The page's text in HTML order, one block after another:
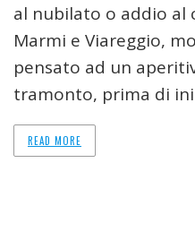
al nubilato o addio al
Marmi e Viareggio,
pensato ad un
tramonto, prima di
READ MORE